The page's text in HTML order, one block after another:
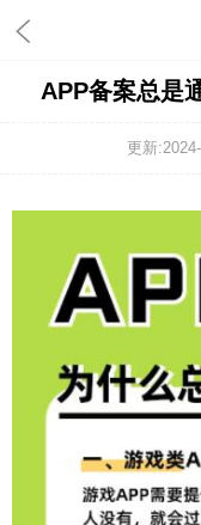
APP备案总是
更新